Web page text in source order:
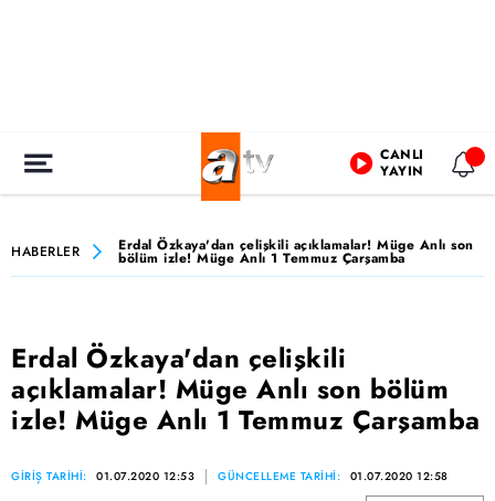
CANLI
YAYIN
HABERLER Erdal Özkaya'dan çelişkili açıklamalar! Müge Anlı son
bölüm izle! Müge Anlı 1 Temmuz Çarşamba
Erdal Özkaya'dan çelişkili
açıklamalar! Müge Anlı son bölüm
izle! Müge Anlı 1 Temmuz Çarşamba
GİRİŞ TARİHİ: 01.07.2020 12:53 GÜNCELLEME TARİHİ: 01.07.2020 12:58